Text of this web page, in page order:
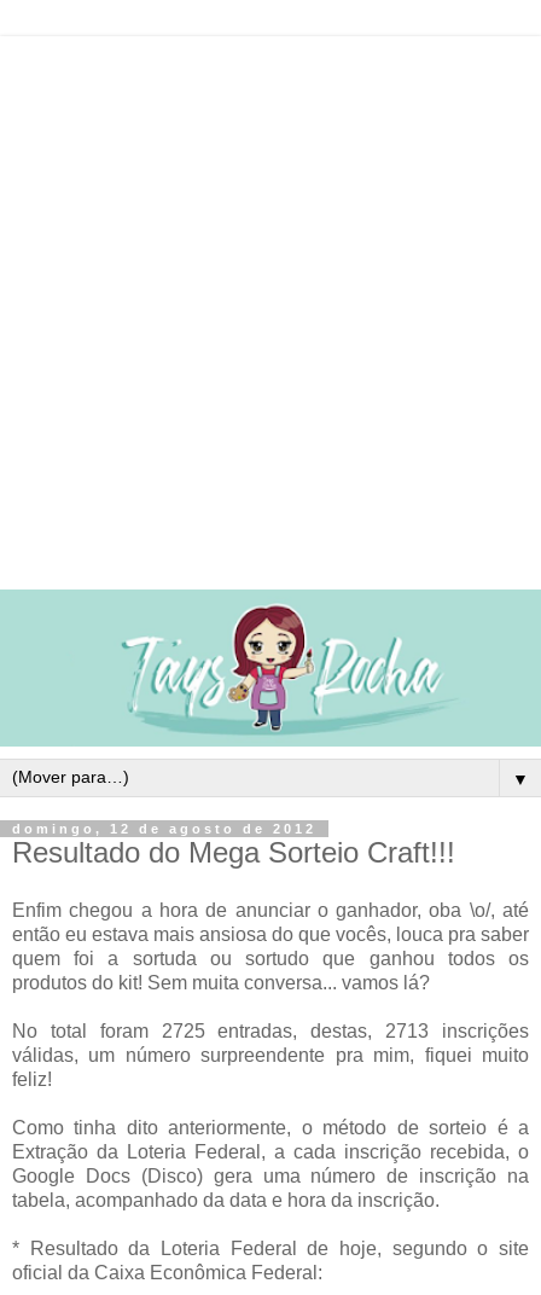
▼
domingo, 12 de agosto de 2012
Resultado do Mega Sorteio Craft!!!
Enfim chegou a hora de anunciar o ganhador, oba \o/, até
então eu estava mais ansiosa do que vocês, louca pra saber
quem foi a sortuda ou sortudo que ganhou todos os
produtos do kit! Sem muita conversa... vamos lá?
No total foram 2725 entradas, destas, 2713 inscrições
válidas, um número surpreendente pra mim, fiquei muito
feliz!
Como tinha dito anteriormente, o método de sorteio é a
Extração da Loteria Federal, a cada inscrição recebida, o
Google Docs (Disco) gera uma número de inscrição na
tabela, acompanhado da data e hora da inscrição.
* Resultado da Loteria Federal de hoje, segundo o site
oficial da Caixa Econômica Federal: